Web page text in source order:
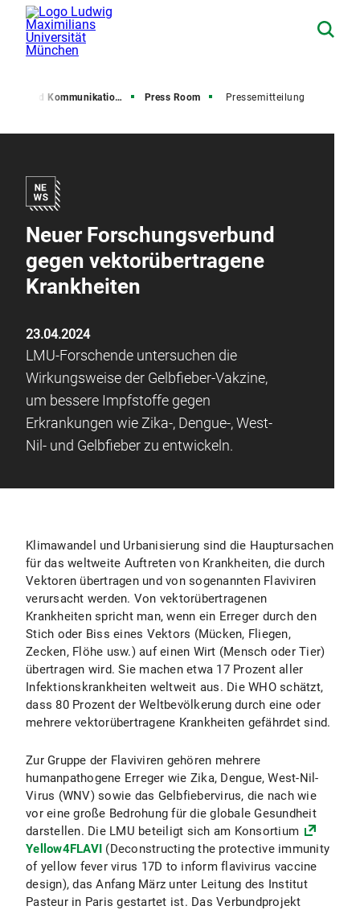
und Kommunikation (PuK) Press Room Pressemitteilung
Neuer Forschungsverbund
gegen vektorübertragene
Krankheiten
23.04.2024
LMU-Forschende untersuchen die
Wirkungsweise der Gelbfieber-Vakzine,
um bessere Impfstoffe gegen
Erkrankungen wie Zika-, Dengue-, West-
Nil- und Gelbfieber zu entwickeln.
Klimawandel und Urbanisierung sind die Hauptursachen
für das weltweite Auftreten von Krankheiten, die durch
Vektoren übertragen und von sogenannten Flaviviren
verursacht werden. Von vektorübertragenen
Krankheiten spricht man, wenn ein Erreger durch den
Stich oder Biss eines Vektors (Mücken, Fliegen,
Zecken, Flöhe usw.) auf einen Wirt (Mensch oder Tier)
übertragen wird. Sie machen etwa 17 Prozent aller
Infektionskrankheiten weltweit aus. Die WHO schätzt,
dass 80 Prozent der Weltbevölkerung durch eine oder
mehrere vektorübertragene Krankheiten gefährdet sind.
Zur Gruppe der Flaviviren gehören mehrere
humanpathogene Erreger wie Zika, Dengue, West-Nil-
Virus (WNV) sowie das Gelbfiebervirus, die nach wie
vor eine große Bedrohung für die globale Gesundheit
darstellen. Die LMU beteiligt sich am Konsortium
Yellow4FLAVI (Deconstructing the protective immunity
of yellow fever virus 17D to inform flavivirus vaccine
design), das Anfang März unter Leitung des Institut
Pasteur in Paris gestartet ist. Das Verbundprojekt